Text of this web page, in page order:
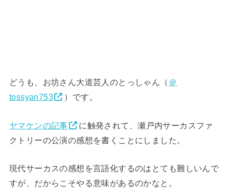
どうも、お坊さん大道芸人のとっしゃん（ ＠
tossyan753
）です。
ヤマケンの記事
に触発されて、瀬戸内サーカスファ
クトリーの公演の感想を書くことにしました。
現代サーカスの感想を言語化するのはとても難しいんで
すが、だからこそやる意味があるのかなと。